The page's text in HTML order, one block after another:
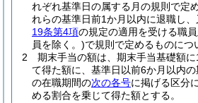
れぞれ基準日の属する月の規則で定
れらの基準日前1か月以内に退職し
19条第4項の規定の適用を受ける職
員を除く。)で規則で定めるものにつ
2
期末手当の額は、期末手当基礎額
て得た額に、基準日以前6か月以内
の在職期間の次の各号に掲げる区分
める割合を乗じて得た額とする。